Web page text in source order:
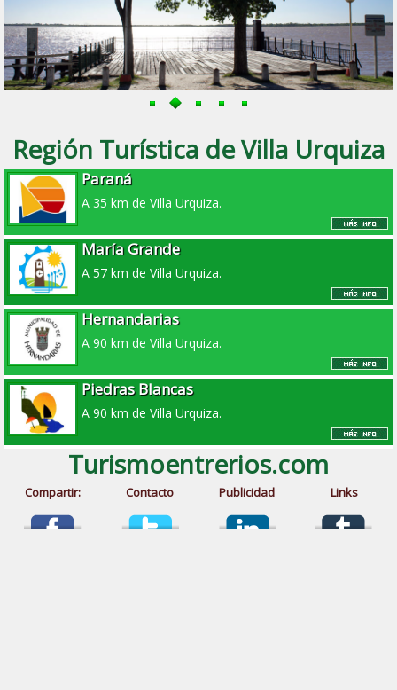
Región Turística de Villa Urquiza
Paraná
A 35 km de Villa Urquiza.
María Grande
A 57 km de Villa Urquiza.
Hernandarias
A 90 km de Villa Urquiza.
Piedras Blancas
A 90 km de Villa Urquiza.
Turismoentrerios.com
Compartir: Contacto Publicidad Links